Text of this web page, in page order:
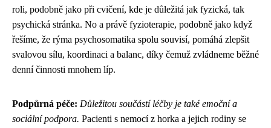
roli, podobně jako při cvičení, kde je důležitá jak fyzická, tak
psychická stránka. No a právě fyzioterapie, podobně jako když
řešíme, že rýma psychosomatika spolu souvisí, pomáhá zlepšit
svalovou sílu, koordinaci a balanc, díky čemuž zvládneme běžné
denní činnosti mnohem líp.
Podpůrná péče: Důležitou součástí léčby je také emoční a
sociální podpora. Pacienti s nemocí z horka a jejich rodiny se